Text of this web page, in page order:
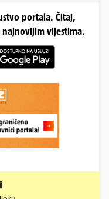
portala. Čitaj,
vijestima.